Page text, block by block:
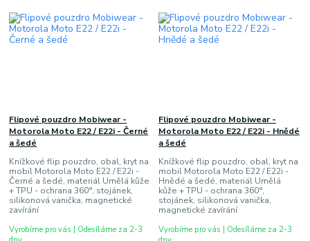
Flipové pouzdro Mobiwear -
Motorola Moto E22 / E22i - Černé
a šedé
Knížkové flip pouzdro, obal, kryt na
mobil Motorola Moto E22 / E22i -
Černé a šedé, materiál Umělá kůže
+ TPU - ochrana 360°, stojánek,
silikonová vanička, magnetické
zavírání
Vyrobíme pro vás | Odesíláme za 2-3
Flipové pouzdro Mobiwear -
Motorola Moto E22 / E22i - Hnědé
a šedé
Knížkové flip pouzdro, obal, kryt na
mobil Motorola Moto E22 / E22i -
Hnědé a šedé, materiál Umělá
kůže + TPU - ochrana 360°,
stojánek, silikonová vanička,
magnetické zavírání
Vyrobíme pro vás | Odesíláme za 2-3